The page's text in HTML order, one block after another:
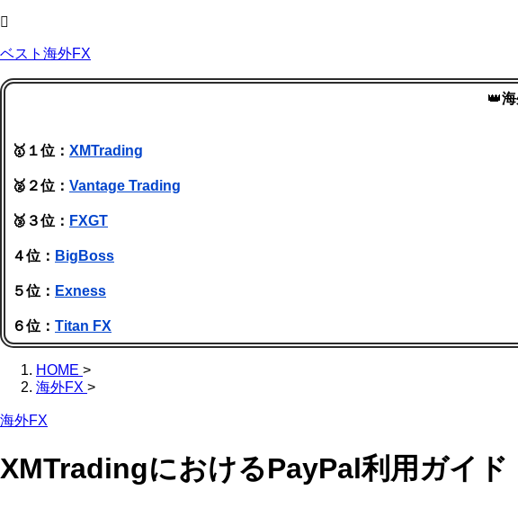
ベスト海外FX
👑
🥇１位： XMTrading
🥈２位： Vantage Trading
🥉３位： FXGT
４位： BigBoss
５位： Exness
６位： Titan FX
HOME >
海外FX >
海外FX
XMTradingにおけるPayPal利用ガイド